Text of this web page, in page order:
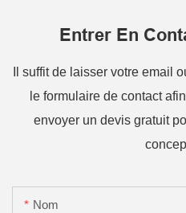
Entrer En
Il suffit de laisser votre email
le formulaire de contact
envoyer un devis gratuit
Nom